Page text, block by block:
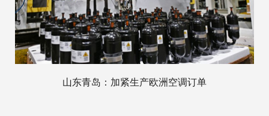
山东青岛：加紧生产欧洲空调订单